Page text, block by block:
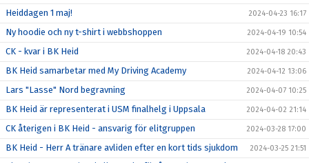
Heiddagen 1 maj! 2024-04-23 16:17
Ny hoodie och ny t-shirt i webbshoppen 2024-04-19 10:54
CK - kvar i BK Heid 2024-04-18 20:43
BK Heid samarbetar med My Driving Academy 2024-04-12 13:06
Lars "Lasse" Nord begravning 2024-04-07 10:25
BK Heid är representerat i USM finalhelg i Uppsala 2024-04-02 21:14
CK återigen i BK Heid - ansvarig för elitgruppen 2024-03-28 17:00
BK Heid - Herr A tränare avliden efter en kort tids sjukdom 2024-03-25 21:51